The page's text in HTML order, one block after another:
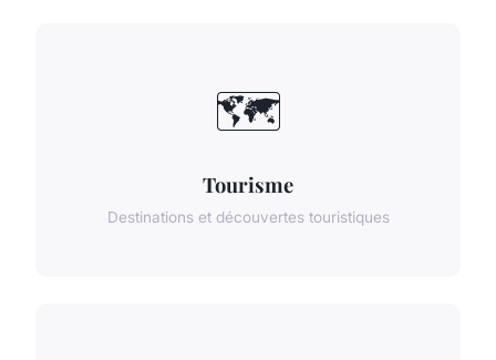
🗺️
Tourisme
Destinations et découvertes touristiques